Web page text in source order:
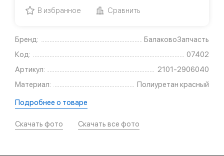
Бренд:
БалаковоЗапчасть
Код:
07402
Артикул:
2101-2906040
Материал:
Полиуретан красный
Подробнее о товаре
Скачать фото Скачать все фото
В избранное Сравнить